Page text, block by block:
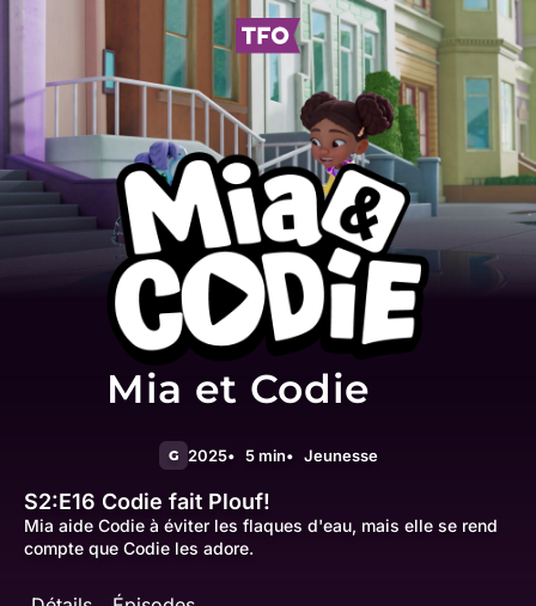
Mia et Codie
G 2025 5 min Jeunesse
S2:E16 Codie fait Plouf!
Mia aide Codie à éviter les flaques d'eau, mais elle se rend
compte que Codie les adore.